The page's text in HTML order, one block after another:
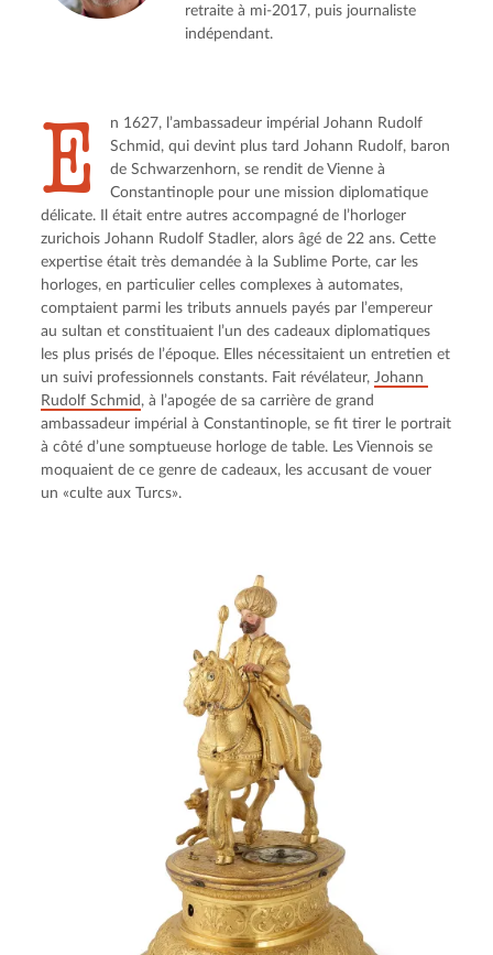
retraite à mi-2017, puis journaliste
indépendant.
E
n 1627, l’ambassadeur impérial Johann Rudolf
Schmid, qui devint plus tard Johann Rudolf, baron
de Schwarzenhorn, se rendit de Vienne à
Constantinople pour une mission diplomatique
délicate. Il était entre autres accompagné de l’horloger
zurichois Johann Rudolf Stadler, alors âgé de 22 ans. Cette
expertise était très demandée à la Sublime Porte, car les
horloges, en particulier celles complexes à automates,
comptaient parmi les tributs annuels payés par l’empereur
au sultan et constituaient l’un des cadeaux diplomatiques
les plus prisés de l’époque. Elles nécessitaient un entretien et
un suivi professionnels constants. Fait révélateur, Johann
Rudolf Schmid , à l’apogée de sa carrière de grand
ambassadeur impérial à Constantinople, se fit tirer le portrait
à côté d’une somptueuse horloge de table. Les Viennois se
moquaient de ce genre de cadeaux, les accusant de vouer
un «culte aux Turcs».